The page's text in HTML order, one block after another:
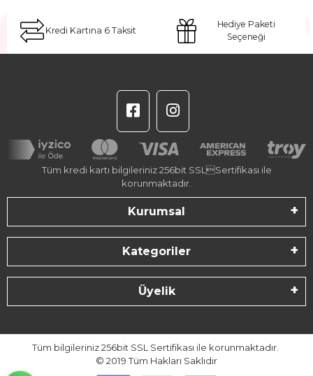
Kredi Kartına 6 Taksit
Hediye Paketi
Seçeneği
Tüm kredi kartı bilgileriniz 256bit SSLSertifikası ile
korunmaktadır.
Kurumsal
Kategoriler
Üyelik
Tüm bilgileriniz 256bit SSL Sertifikası ile korunmaktadır.
© 2019Tüm Hakları Saklıdır